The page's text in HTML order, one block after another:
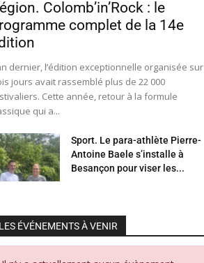
Colomb’in’Rock : le
complet de la 14e
dernier, l’édition exceptionnelle organisée sur
jours avait rassemblé plus de 22 000
Cette année, retour à la formule
qui a...
Sport. Le para-athlète Pierre-
Antoine Baele s’installe à
Besançon pour viser les...
LES ÉVÉNEMENTS À VENIR